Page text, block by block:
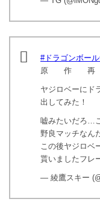
#ドラゴンボー
原 作 再
ヤジロベーにド
出してみた！
嘘みたいだろ…
野良マッチなん
この後ヤジロベ
貰いましたフ
— 綾鷹スキー